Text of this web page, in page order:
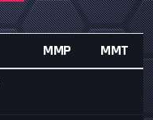
MMP MMT